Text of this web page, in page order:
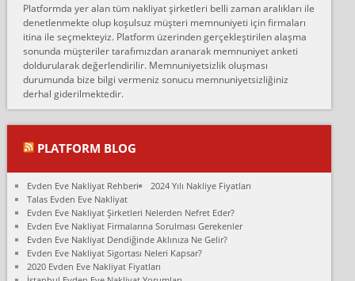
Ankara Alicanlar naklyat tel 5465524025. 2600 TL'ye ankaradan
Konya ya Alicanlar naklyat la anlaştık bu şahıs evin taşınacağı gün
fiyatın mazoto gele...
Fatih kokmese:
Diyarbakır dan eşyamı getirtmek için anlaştım sözleşme yaptım.
Son anda fiyat artırdılar.. mecburiyetten tasittim.. bu kişiler ağrılı
Ali:
olduk. Asansörlü dediler sonra uraya asansör kurulmaz dediler
fark istediler. ortada asa...
Nimet:
Ben 2021 Ağustos ilk haftası Evimi taşıdım yani İstanbul'un bir
Mahallesi'nden bir başka Mahallesi'ne yani Ümraniye bölgesinde
oturuyorum önceleri ara...
Platformda yer alan tüm nakliyat şirketleri belli zaman aralıkları ile
denetlenmekte olup koşulsuz müşteri memnuniyeti için firmaları
itina ile seçmekteyiz. Platform üzerinden gerçekleştirilen alaşma
sonunda müşteriler tarafımızdan aranarak memnuniyet anketi
doldurularak değerlendirilir. Memnuniyetsizlik oluşması
durumunda bize bilgi vermeniz sonucu memnuniyetsizliğiniz
derhal giderilmektedir.
PLATFORM BLOG
Evden Eve Nakliyat Rehberi
2024 Yılı Nakliye Fiyatları
Talas Evden Eve Nakliyat
Evden Eve Nakliyat Şirketleri Nelerden Nefret Eder?
Evden Eve Nakliyat Firmalarına Sorulması Gerekenler
Evden Eve Nakliyat Dendiğinde Aklınıza Ne Gelir?
Evden Eve Nakliyat Sigortası Neleri Kapsar?
2020 Evden Eve Nakliyat Fiyatları